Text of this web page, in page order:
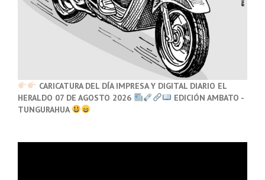
CARICATURA DEL DÍA IMPRESA Y DIGITAL DIARIO EL
HERALDO 07 DE AGOSTO 2026
EDICIÓN AMBATO -
TUNGURAHUA